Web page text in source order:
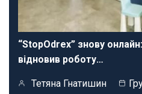
“StopOdrex” знову
відновив роботу…
Тетяна Гнатишин